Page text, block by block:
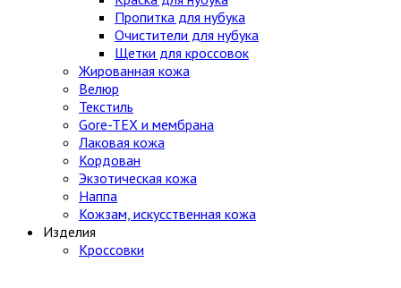
Пропитка для нубука
Очистители для нубука
Щетки для кроссовок
Жированная кожа
Велюр
Текстиль
Gore-TEX и мембрана
Лаковая кожа
Кордован
Экзотическая кожа
Наппа
Кожзам, искусственная кожа
Изделия
Кроссовки